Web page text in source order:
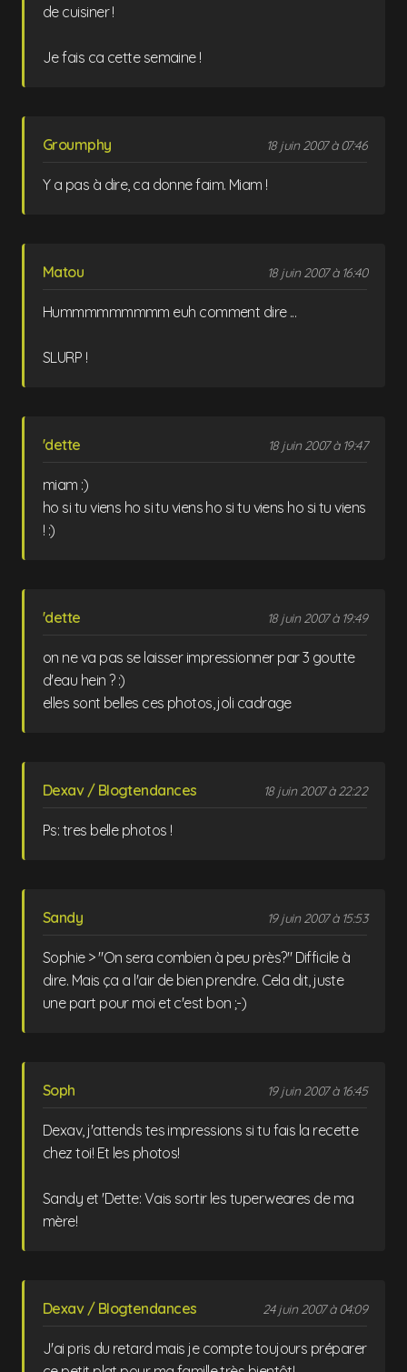
de cuisiner !
Je fais ca cette semaine !
Groumphy 18 juin 2007 à 07:46
Y a pas à dire, ca donne faim. Miam !
Matou 18 juin 2007 à 16:40
Hummmmmmmmm euh comment dire ...
SLURP !
'dette 18 juin 2007 à 19:47
miam :)
ho si tu viens ho si tu viens ho si tu viens ho si tu viens
! :)
'dette 18 juin 2007 à 19:49
on ne va pas se laisser impressionner par 3 goutte
d'eau hein ? :)
elles sont belles ces photos, joli cadrage
Dexav / Blogtendances 18 juin 2007 à 22:22
Ps: tres belle photos !
Sandy 19 juin 2007 à 15:53
Sophie > "On sera combien à peu près?" Difficile à
dire. Mais ça a l'air de bien prendre. Cela dit, juste
une part pour moi et c'est bon ;-)
Soph 19 juin 2007 à 16:45
Dexav, j'attends tes impressions si tu fais la recette
chez toi! Et les photos!
Sandy et 'Dette: Vais sortir les tuperweares de ma
mère!
Dexav / Blogtendances 24 juin 2007 à 04:09
J'ai pris du retard mais je compte toujours préparer